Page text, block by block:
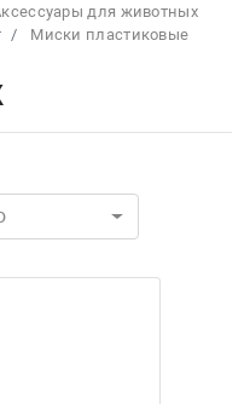
для животных
Миски пластиковые